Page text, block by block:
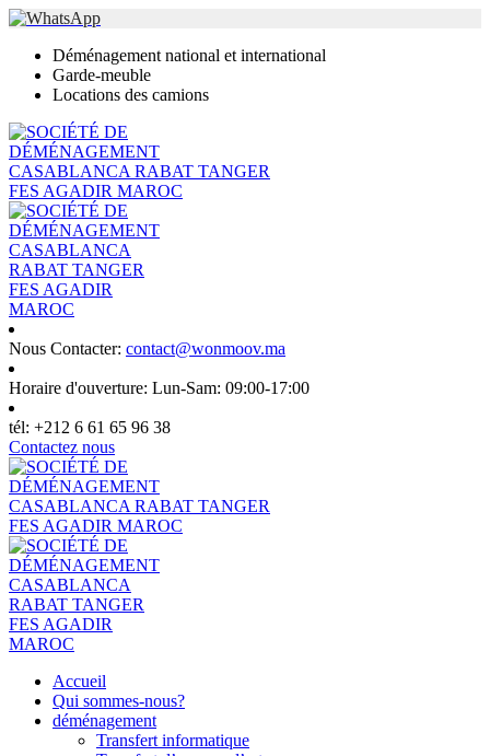
Déménagement national et international
Garde-meuble
Locations des camions
Nous Contacter: contact@wonmoov.ma
Horaire d'ouverture: Lun-Sam: 09:00-17:00
tél: +212 6 61 65 96 38
Contactez nous
Accueil
Qui sommes-nous?
déménagement
Transfert informatique